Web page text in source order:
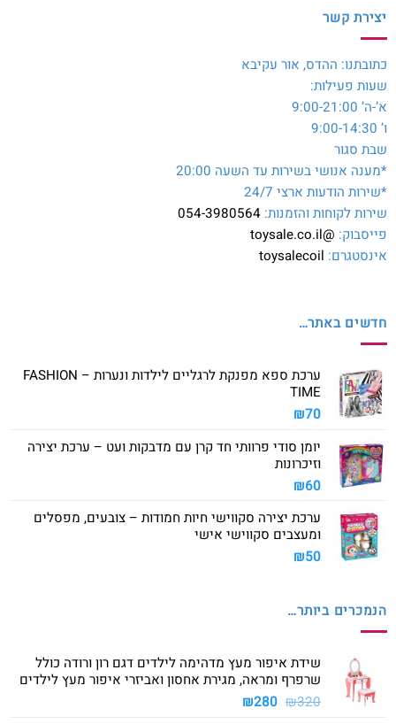
יצירת קשר
כתובתנו: ההדס, אור עקיבא
שעות פעילות:
א’-ה’ 9:00-21:00
ו’ 9:00-14:30
שבת סגור
*מענה אנושי בשירות עד השעה 20:00
*שירות הודעות ארצי 24/7
שירות לקוחות והזמנות: 054-3980564
פייסבוק: @toysale.co.il
אינסטגרם: toysalecoil
חדשים באתר…
ערכת ספא מפנקת לרגליים לילדות ונערות – FASHION
TIME
₪70
יומן סודי פרוותי חד קרן עם מדבקות ועט – ערכת יצירה
וזיכרונות
₪60
ערכת יצירה סקווישי חיות חמודות – צובעים, מפסלים
ומעצבים סקווישי אישי
₪50
הנמכרים ביותר…
שידת איפור מעץ מדהימה לילדים דגם רון ורודה כולל
שרפרף ומראה, מגירת אחסון ואביזרי איפור מעץ לילדים
₪320
המחיר
₪280 המחיר